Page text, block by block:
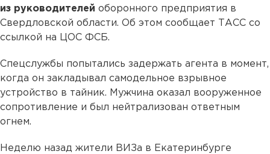
из руководителей оборонного предприятия в
Свердловской области. Об этом сообщает ТАСС со
ссылкой на ЦОС ФСБ.
Спецслужбы попытались задержать агента в момент,
когда он закладывал самодельное взрывное
устройство в тайник. Мужчина оказал вооруженное
сопротивление и был нейтрализован ответным
огнем.
Неделю назад жители ВИЗа в Екатеринбурге